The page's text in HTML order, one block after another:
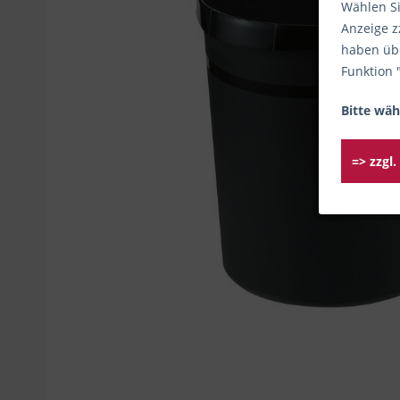
Wählen
Anzeige
haben
Funktion
Bitte
=>